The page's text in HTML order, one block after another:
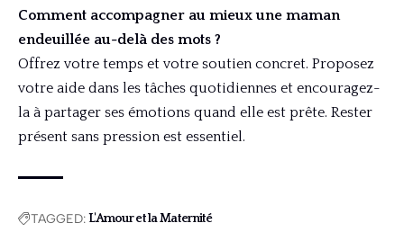
Comment accompagner au mieux une maman
endeuillée au-delà des mots ?
Offrez votre temps et votre soutien concret. Proposez
votre aide dans les tâches quotidiennes et encouragez-
la à partager ses émotions quand elle est prête. Rester
présent sans pression est essentiel.
TAGGED:L'Amour et la Maternité